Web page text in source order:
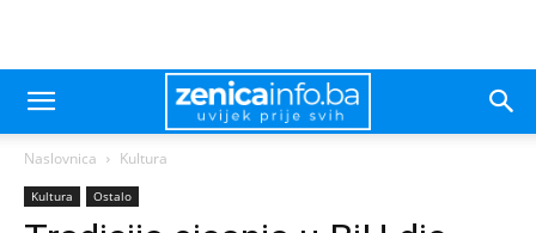
Naslovnica Kultura
Kultura Ostalo